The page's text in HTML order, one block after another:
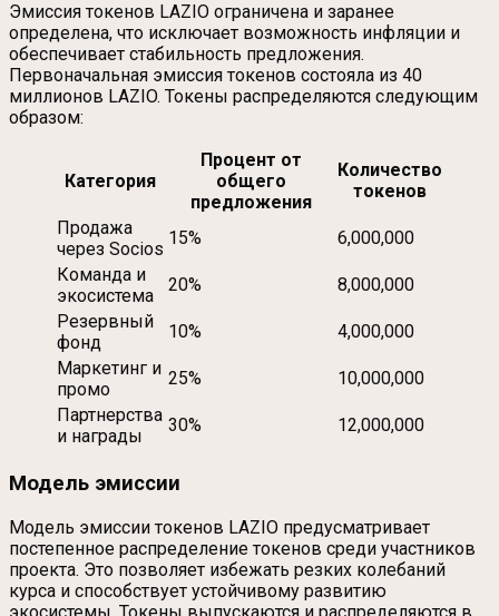
Эмиссия токенов LAZIO ограничена и заранее
определена, что исключает возможность инфляции и
обеспечивает стабильность предложения.
Первоначальная эмиссия токенов состояла из 40
миллионов LAZIO. Токены распределяются следующим
образом:
Категория
Процент от
общего
предложения
Количество
токенов
Продажа
через Socios
15%
6,000,000
Команда и
экосистема
20%
8,000,000
Резервный
фонд
10%
4,000,000
Маркетинг и
промо
25%
10,000,000
Партнерства
и награды
30% 12,000,000
Модель эмиссии
Модель эмиссии токенов LAZIO предусматривает
постепенное распределение токенов среди участников
проекта. Это позволяет избежать резких колебаний
курса и способствует устойчивому развитию
экосистемы. Токены выпускаются и распределяются в